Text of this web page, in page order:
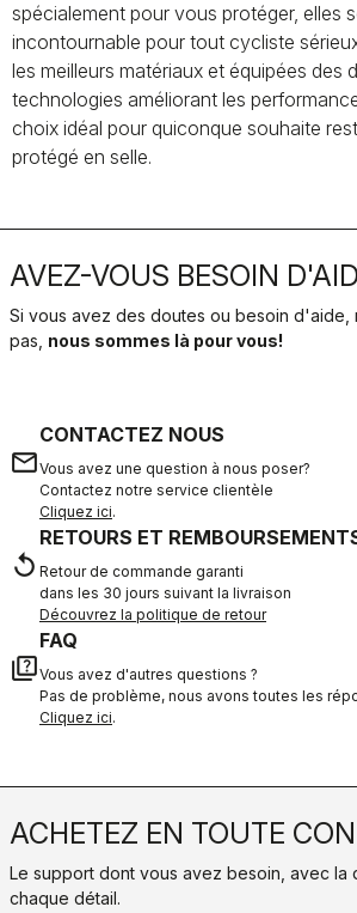
spécialement pour vous protéger, elles
incontournable pour tout cycliste
les meilleurs matériaux et équipées des
technologies améliorant les
choix idéal pour quiconque souhaite
protégé en selle.
AVEZ-VOUS BESOIN
Si vous avez des doutes ou besoin d'aide,
pas, nous sommes là pour vous!
email
CONTACTEZ NOUS
Vous avez une question à nous poser?
Contactez notre service clientèle
Cliquez ici.
replay
RETOURS ET
Retour de commande garanti
dans les 30 jours suivant la livraison
Découvrez la politique de retour
quiz
FAQ
Vous avez d'autres questions ?
Pas de problème, nous avons toutes les
Cliquez ici.
ACHETEZ EN TOUTE
Le support dont vous avez besoin, avec la
chaque détail.